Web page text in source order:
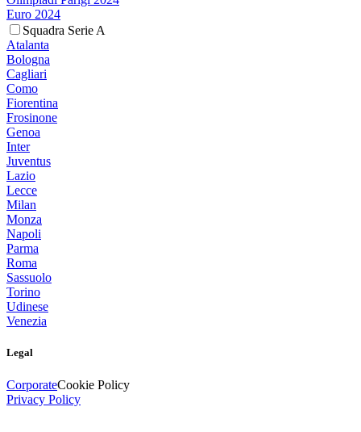
Euro 2024
Squadra Serie A
Atalanta
Bologna
Cagliari
Como
Fiorentina
Frosinone
Genoa
Inter
Juventus
Lazio
Lecce
Milan
Monza
Napoli
Parma
Roma
Sassuolo
Torino
Udinese
Venezia
Legal
CorporateCookie Policy
Privacy Policy